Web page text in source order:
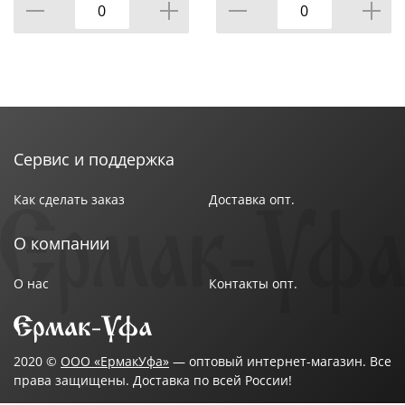
КОР=6НАБОР.
Сервис и поддержка
Как сделать заказ Доставка опт.
О компании
О нас Контакты опт.
2020 © ООО «ЕрмакУфа» — оптовый интернет-магазин. Все
права защищены. Доставка по всей России!